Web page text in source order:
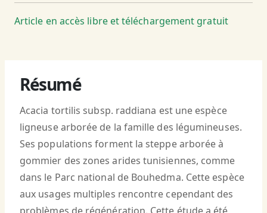
Article en accès libre et téléchargement gratuit
Résumé
Acacia tortilis subsp. raddiana est une espèce
ligneuse arborée de la famille des légumineuses.
Ses populations forment la steppe arborée à
gommier des zones arides tunisiennes, comme
dans le Parc national de Bouhedma. Cette espèce
aux usages multiples rencontre cependant des